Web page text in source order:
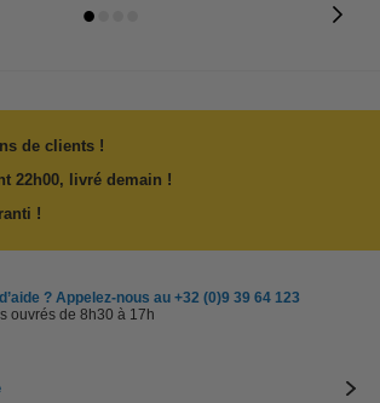
de clients !
22h00, livré demain !
!
? Appelez-nous au +32 (0)9 39 64 123
ouvrés de 8h30 à 17h